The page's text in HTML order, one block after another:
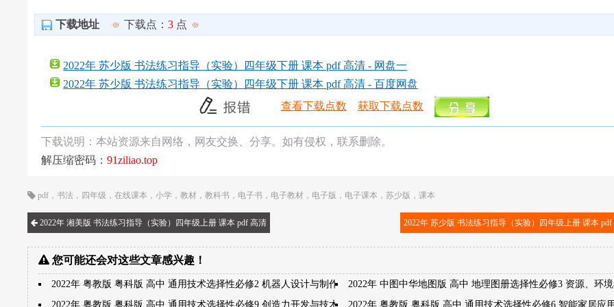
下载地址 下载点：3 点
2022年 苏少版 书法练习指导（实验）四年级下册 课本 pdf 高清 - 网盘一
2022年 苏少版 书法练习指导（实验）四年级下册 课本 pdf 高清 - 百度网盘
查看下载点数
获取下载点数
下载说明：本站资源来自网络，网友交换、分享。如有侵权，联系删除。
解压缩密码：91ziliao.top
pdf ，书法 ， 四年级 ，在线课本 ，小学 ，教材 ，教科书 ， 电子书 ， 电子教材 ， 电子版 ， 电子课本 ，苏少版 ，课本
2022年 湘美版 书法练习指导（实验）四年级上册 课本 pdf 高清 2022年 苏少版 书法练习指导（实验）四年级上册 课本 pdf
您可能还会对这些文章感兴趣！
2022年 粤教版 粤科版 高中 通用技术选择性必修2 机器人设计与制作
2022年 中图中华地图版 高中 地理图册选择性必修3 资源、环境
2022年 粤教版 粤科版 高中 通用技术选择性必修9 创造力开发与技术发明2022年 粤教版 粤科版 高中 通用技术选择性必修6 智能家居应